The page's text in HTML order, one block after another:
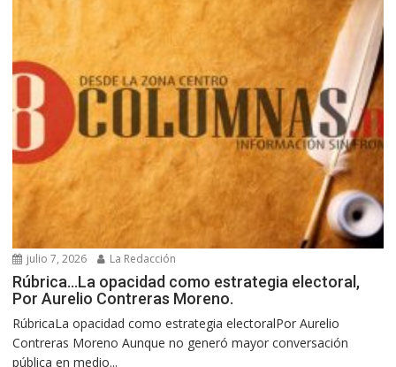
julio 7, 2026 La Redacción
Rúbrica…La opacidad como estrategia electoral,
Por Aurelio Contreras Moreno.
RúbricaLa opacidad como estrategia electoralPor Aurelio
Contreras Moreno Aunque no generó mayor conversación
pública en medio...